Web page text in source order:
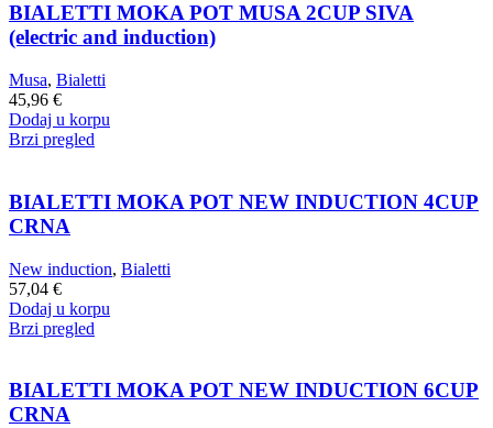
BIALETTI MOKA POT MUSA 2CUP SIVA
(electric and induction)
Musa, Bialetti
45,96 €
Dodaj u korpu
Brzi pregled
BIALETTI MOKA POT NEW INDUCTION 4CUP
CRNA
New induction, Bialetti
57,04 €
Dodaj u korpu
Brzi pregled
BIALETTI MOKA POT NEW INDUCTION 6CUP
CRNA